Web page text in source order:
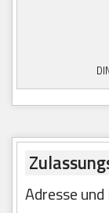
Adresse